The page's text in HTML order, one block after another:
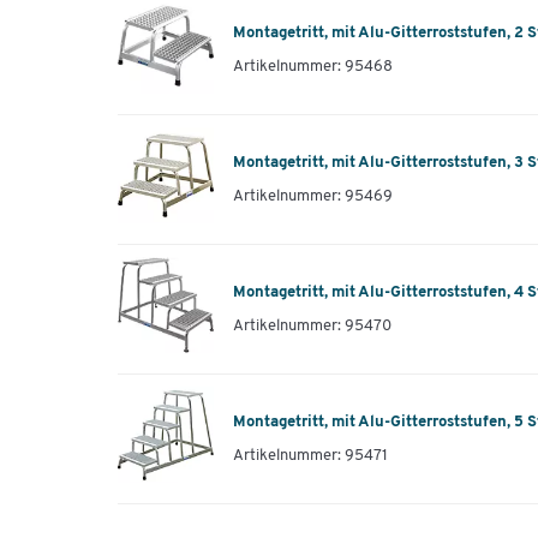
Montagetritt, mit Alu-Gitterroststufen, 2
Artikelnummer: 95468
Montagetritt, mit Alu-Gitterroststufen, 3
Artikelnummer: 95469
Montagetritt, mit Alu-Gitterroststufen, 4
Artikelnummer: 95470
Montagetritt, mit Alu-Gitterroststufen, 5
Artikelnummer: 95471